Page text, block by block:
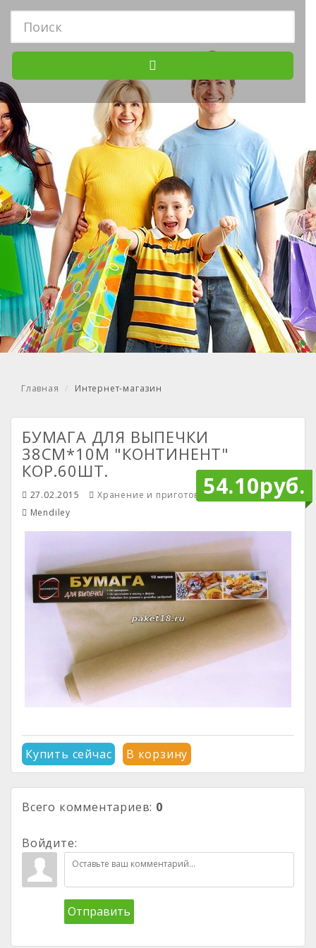
Главная Интернет-магазин
54.10руб.
БУМАГА ДЛЯ ВЫПЕЧКИ
38СМ*10М "КОНТИНЕНТ"
КОР.60ШТ.
27.02.2015
Хранение и приготовление продуктов
Mendiley
Купить сейчас В корзину
Всего комментариев: 0
Войдите:
Отправить